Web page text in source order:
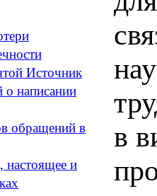
Источник
написании
обращений в
и
в